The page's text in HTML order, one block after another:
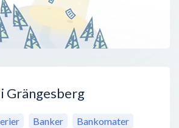
Grängesberg
Banker
Bankomater